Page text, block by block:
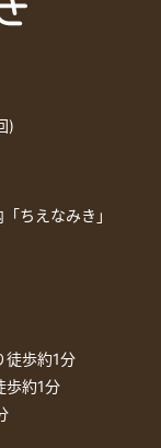
)
ちえなみき」
徒歩約1分
歩約1分